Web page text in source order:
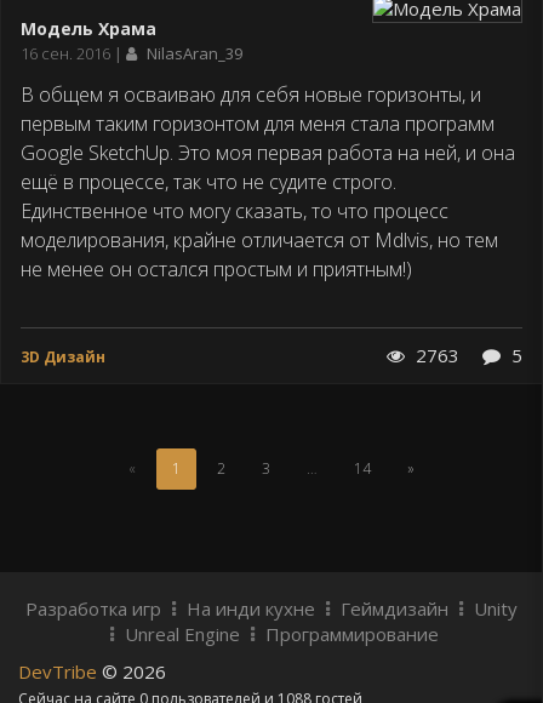
Модель Храма
Дата
16 сен. 2016 NilasAran_39
В общем я осваиваю для себя новые горизонты, и
первым таким горизонтом для меня стала программ
Google SketchUp. Это моя первая работа на ней, и она
ещё в процессе, так что не судите строго.
Единственное что могу сказать, то что процесс
моделирования, крайне отличается от Mdlvis, но тем
не менее он остался простым и приятным!)
3D Дизайн 2763 5
« 1
(Текущая
страница)
2 3 … 14 »
Разработка игр На инди кухне Геймдизайн
Unity
Unreal Engine
Программирование
DevTribe © 2026
Сейчас на сайте 0 пользователей и 1088 гостей